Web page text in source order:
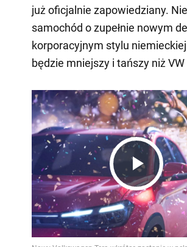
już oficjalnie zapowiedziany.
samochód o zupełnie nowym
korporacyjnym stylu
będzie mniejszy i tańszy niż VW
Play
Video